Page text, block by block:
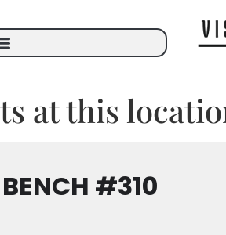
at this
#310